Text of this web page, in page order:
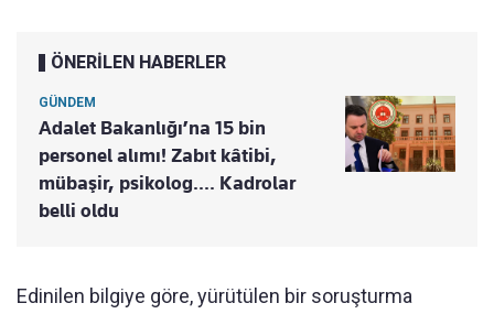
ÖNERİLEN HABERLER
GÜNDEM
Adalet Bakanlığı’na 15 bin
personel alımı! Zabıt kâtibi,
mübaşir, psikolog.... Kadrolar
belli oldu
Edinilen bilgiye göre, yürütülen bir soruşturma